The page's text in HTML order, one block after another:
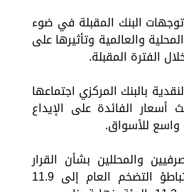
البنك المقبلة في ضوء
والعالمية وتأثيرها على
الفترة المقبلة.
بالبنك المركزي اجتماعها
في 2026 لبحث أسعار الفائدة على الإيداع
للأسواق.
والمحللين بشأن القرار
المرتقب خاصة مع تباطؤ التضخم العام إلى 11.9